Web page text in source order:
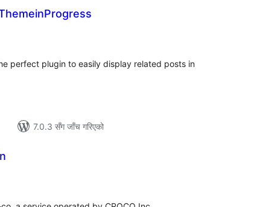
perfect plugin to easily display related posts in
7.0.3 सँग जाँच गरिएको